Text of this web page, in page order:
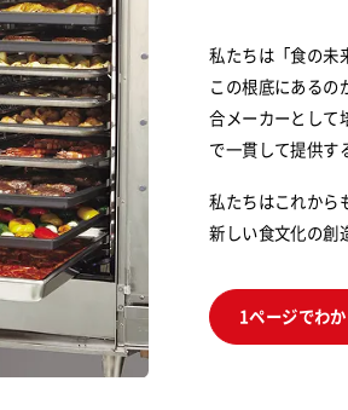
私たちは「食の未
この根底にあるの
合メーカーとして
で一貫して提供す
私たちはこれから
新しい食文化の創
1ページでわ